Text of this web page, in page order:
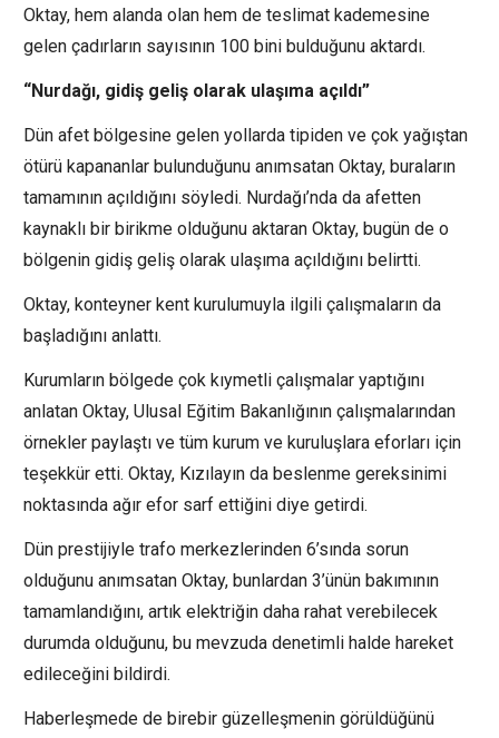
Oktay, hem alanda olan hem de teslimat kademesine
gelen çadırların sayısının 100 bini bulduğunu aktardı.
“Nurdağı, gidiş geliş olarak ulaşıma açıldı”
Dün afet bölgesine gelen yollarda tipiden ve çok yağıştan
ötürü kapananlar bulunduğunu anımsatan Oktay, buraların
tamamının açıldığını söyledi. Nurdağı’nda da afetten
kaynaklı bir birikme olduğunu aktaran Oktay, bugün de o
bölgenin gidiş geliş olarak ulaşıma açıldığını belirtti.
Oktay, konteyner kent kurulumuyla ilgili çalışmaların da
başladığını anlattı.
Kurumların bölgede çok kıymetli çalışmalar yaptığını
anlatan Oktay, Ulusal Eğitim Bakanlığının çalışmalarından
örnekler paylaştı ve tüm kurum ve kuruluşlara eforları için
teşekkür etti. Oktay, Kızılayın da beslenme gereksinimi
noktasında ağır efor sarf ettiğini diye getirdi.
Dün prestijiyle trafo merkezlerinden 6’sında sorun
olduğunu anımsatan Oktay, bunlardan 3’ünün bakımının
tamamlandığını, artık elektriğin daha rahat verebilecek
durumda olduğunu, bu mevzuda denetimli halde hareket
edileceğini bildirdi.
Haberleşmede de birebir güzelleşmenin görüldüğünü